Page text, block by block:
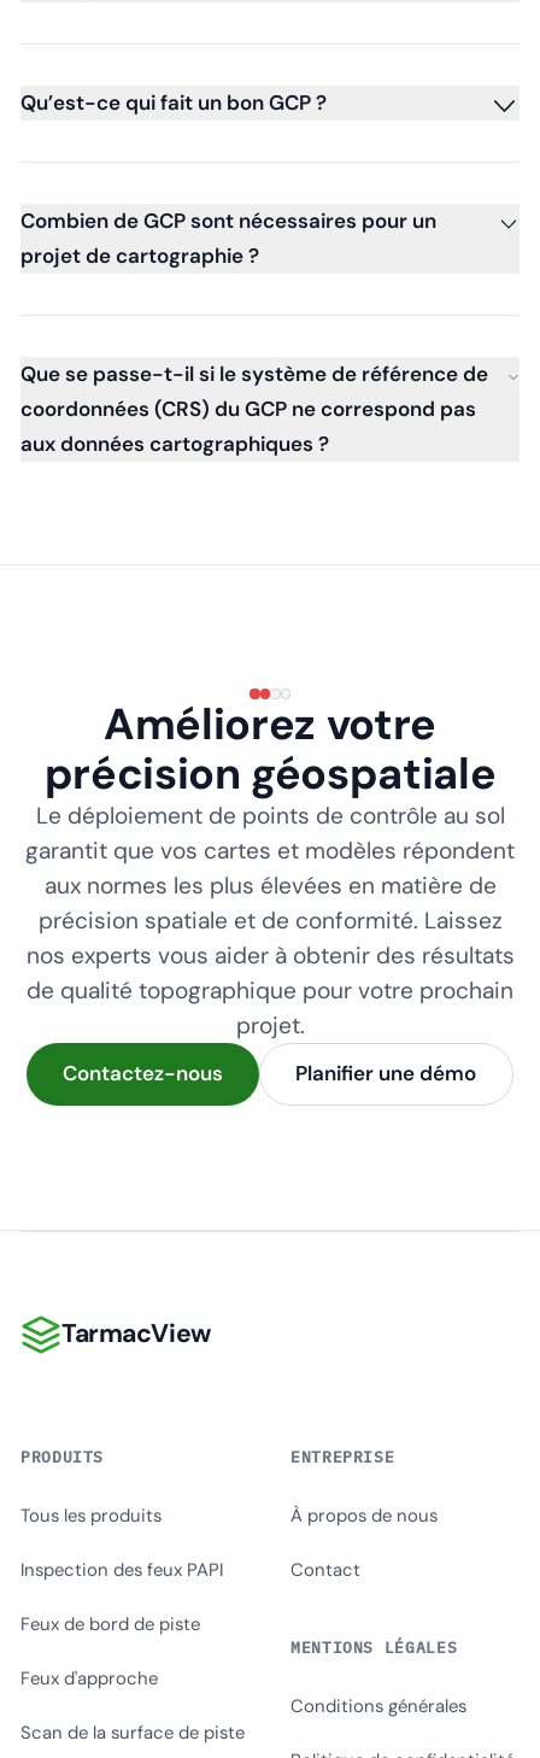
Qu’est-ce qui fait un bon GCP ?
Combien de GCP sont nécessaires pour un
projet de cartographie ?
Que se passe-t-il si le système de référence de
coordonnées (CRS) du GCP ne correspond pas
aux données cartographiques ?
Améliorez votre
précision géospatiale
Le déploiement de points de contrôle au sol
garantit que vos cartes et modèles répondent
aux normes les plus élevées en matière de
précision spatiale et de conformité. Laissez
nos experts vous aider à obtenir des résultats
de qualité topographique pour votre prochain
projet.
Contactez-nous Planifier une démo
TarmacView
TarmacView
PRODUITS
Tous les produits
Inspection des feux PAPI
Feux de bord de piste
Feux d'approche
Scan de la surface de piste
ENTREPRISE
À propos de nous
Contact
MENTIONS LÉGALES
Conditions générales